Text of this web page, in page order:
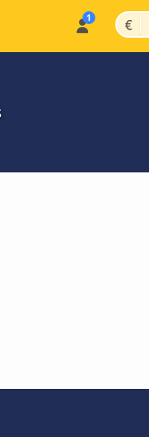
€ |